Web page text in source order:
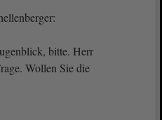
bitte. Herr
Wollen Sie die